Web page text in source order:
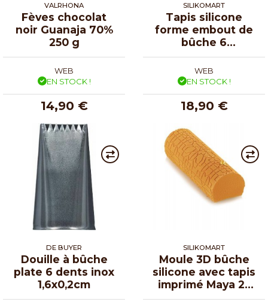
VALRHONA
Fèves chocolat
noir Guanaja 70%
250 g
WEB
EN STOCK !
14,90 €
SILIKOMART
Tapis silicone
forme embout de
bûche 6
empreintes
WEB
EN STOCK !
18,90 €
DE BUYER
Douille à bûche
plate 6 dents inox
1,6x0,2cm
SILIKOMART
Moule 3D bûche
silicone avec tapis
imprimé Maya 25
cm